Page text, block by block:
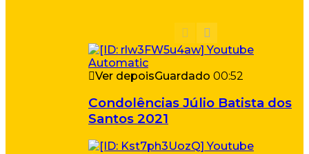
Ver depoisGuardado 00:52
Condolências Júlio Batista dos
Santos 2021